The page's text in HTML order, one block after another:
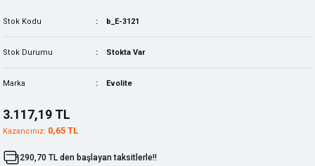
Stok Kodu b_E-3121
Stok Durumu Stokta Var
Marka Evolite
3.117,19 TL
Kazancınız: 0,65 TL
290,70 TL den başlayan taksitlerle!!